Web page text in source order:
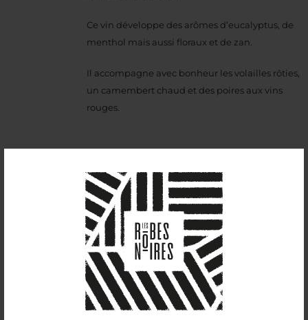
Ce vin développe des arômes d’eucalyptus, de
menthol mais aussi floraux et de zan.
Il accompagne avec bonheur les volailles rôties,
un camembert chaud et des poires aux vins
rouges.
Sui Generis (2022)
13,00€
11,5%vol
Nouveauté du millésime 2022, ce vin à la robe